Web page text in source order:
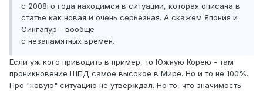
с 2008го года находимся в ситуации, которая описана в
статье как новая и очень серьезная. А скажем Япония и
Сингапур - вообще
с незапамятных времен.
Если уж кого приводить в пример, то Южную Корею - там
проникновение ШПД самое высокое в Мире. Но и то не 100%.
Про "новую" ситуацию не утверждал. Но то, что значимость